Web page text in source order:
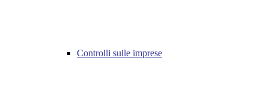
Controlli sulle imprese